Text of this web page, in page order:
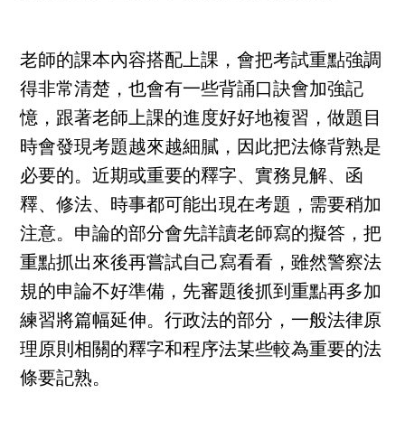
老師的課本內容搭配上課，會把考試重點強調
得非常清楚，也會有一些背誦口訣會加強記
憶，跟著老師上課的進度好好地複習，做題目
時會發現考題越來越細膩，因此把法條背熟是
必要的。近期或重要的釋字、實務見解、函
釋、修法、時事都可能出現在考題，需要稍加
注意。申論的部分會先詳讀老師寫的擬答，把
重點抓出來後再嘗試自己寫看看，雖然警察法
規的申論不好準備，先審題後抓到重點再多加
練習將篇幅延伸。行政法的部分，一般法律原
理原則相關的釋字和程序法某些較為重要的法
條要記熟。